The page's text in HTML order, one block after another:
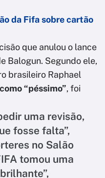
da Fifa sobre cartão
que anulou o lance
Balogun. Segundo ele,
brasileiro Raphael
“péssimo”, foi
uma revisão,
fosse falta”,
no Salão
tomou uma